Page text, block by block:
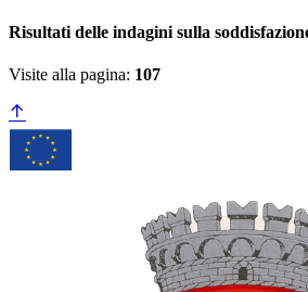
Risultati delle indagini sulla
Visite alla pagina: 107